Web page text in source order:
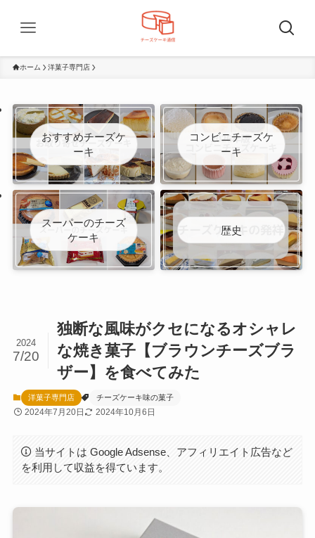
ホーム 洋菓子専門店
おすすめチーズケ
ーキ
コンビニチーズケ
ーキ
スーパーのチーズ
ケーキ
歴史
独断な風味がクセになるオシャレ
な焼き菓子【ブラウンチーズブラ
ザー】を食べてみた
2024
7/20
洋菓子専門店 チーズケーキ味の菓子
2024年7月20日 2024年10月6日
当サイトは Google Adsense、アフィリエイト広告など
を利用して収益を得ています。